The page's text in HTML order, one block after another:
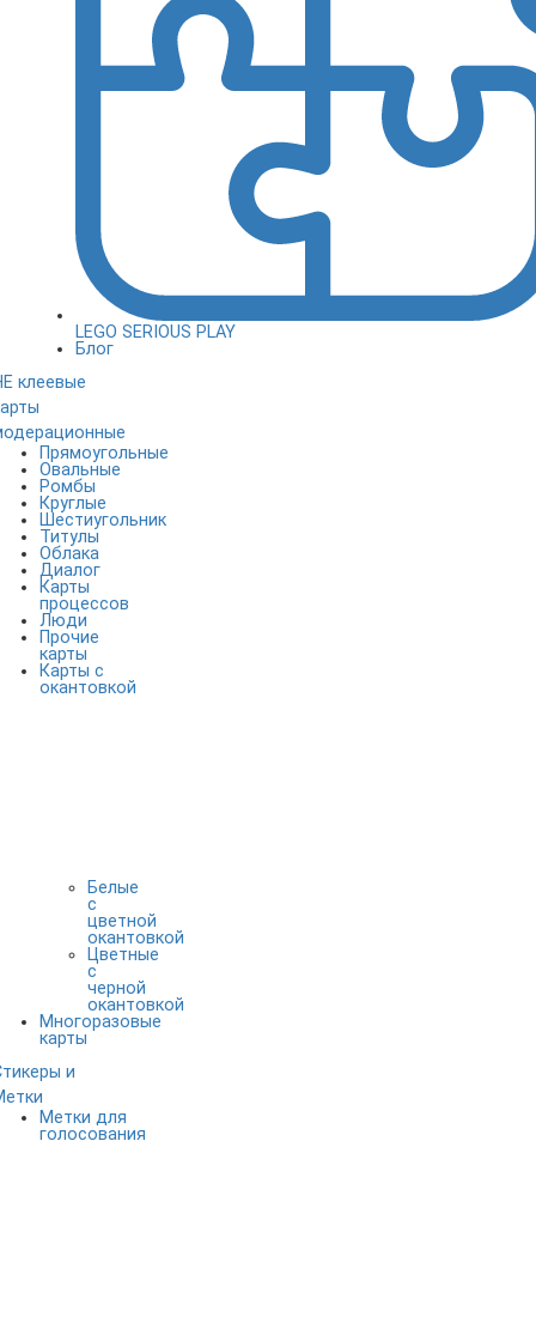
LEGO SERIOUS PLAY
Блог
клеевые
Прямоугольные
Овальные
Ромбы
Круглые
Шестиугольник
Титулы
Облака
Диалог
Карты
процессов
Люди
Прочие
карты
Карты с
окантовкой
Белые
с
цветной
окантовкой
Цветные
с
черной
окантовкой
Многоразовые
карты
и
Метки для
голосования